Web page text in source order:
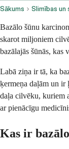
Sākums Slimības un
Bazālo šūnu
skarot miljoniem
bazālajās šūnās, kas
Labā ziņa ir tā, ka
ķermeņa daļām un ir
daļa cilvēku, kuriem
ar pienācīgu
Kas ir